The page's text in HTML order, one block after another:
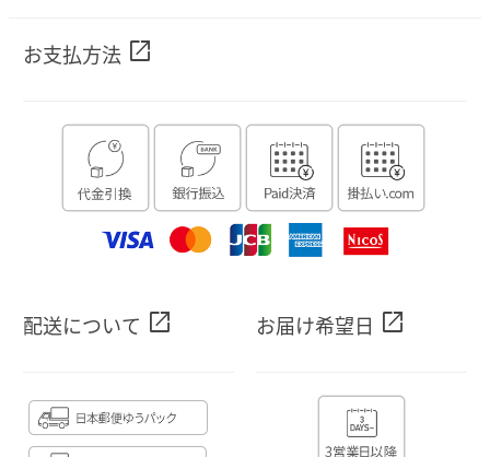
お支払方法 open_in_new
配送について open_in_new お届け希望日 open_in_new